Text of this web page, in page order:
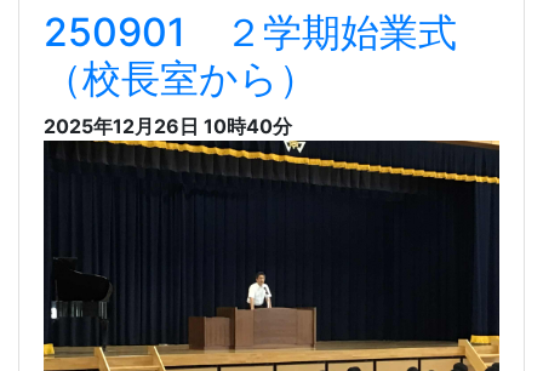
250901 ２学期始業式
（校長室から）
2025年12月26日 10時40分